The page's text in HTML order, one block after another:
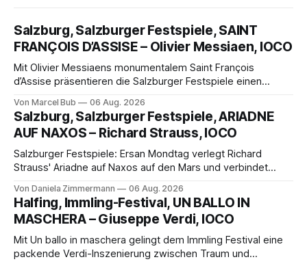
Salzburg, Salzburger Festspiele, SAINT
FRANÇOIS D’ASSISE – Olivier Messiaen, IOCO
Mit Olivier Messiaens monumentalem Saint François
d’Assise präsentieren die Salzburger Festspiele einen
eine bildgewaltige Inszenierung, Maxime Pascal entfaltet
die komplexe Partitur eindrucksvoll, Philippe Sly berührt als
Franziskus.
Von Marcel Bub 06 Aug. 2026
Salzburg, Salzburger Festspiele, ARIADNE
AUF NAXOS – Richard Strauss, IOCO
Salzburger Festspiele: Ersan Mondtag verlegt Richard
Strauss' Ariadne auf Naxos auf den Mars und verbindet
Aufführung mit starken Solisten und den Wiener
Philharmonikern, szenisch bleibt der zweite Akt jedoch
hinter den Erwartungen zurück.
Von Daniela Zimmermann 06 Aug. 2026
Halfing, Immling-Festival, UN BALLO IN
MASCHERA – Giuseppe Verdi, IOCO
Mit Un ballo in maschera gelingt dem Immling Festival eine
packende Verdi-Inszenierung zwischen Traum und